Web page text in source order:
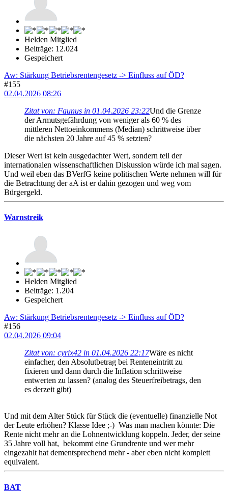
Helden Mitglied
Beiträge: 12.024
Gespeichert
Aw: Stärkung Betriebsrentengesetz -> Einfluss auf ÖD?
#155
02.04.2026 08:26
Zitat von: Faunus in 01.04.2026 23:22Und die Grenze
der Armutsgefährdung von weniger als 60 % des
mittleren Nettoeinkommens (Median) schrittweise über
die nächsten 20 Jahre auf 45 % setzten?
Dieser Wert ist kein ausgedachter Wert, sondern teil der
internationalen wissenschaftlichen Diskussion würde ich mal sagen.
Und weil eben das BVerfG keine politischen Werte nehmen will für
die Betrachtung der aA ist er dahin gezogen und weg vom
Bürgergeld.
Warnstreik
Helden Mitglied
Beiträge: 1.204
Gespeichert
Aw: Stärkung Betriebsrentengesetz -> Einfluss auf ÖD?
#156
02.04.2026 09:04
Zitat von: cyrix42 in 01.04.2026 22:17Wäre es nicht
einfacher, den Absolutbetrag bei Renteneintritt zu
fixieren und dann durch die Inflation schrittweise
entwerten zu lassen? (analog des Steuerfreibetrags, den
es derzeit gibt)
Und mit dem Alter Stück für Stück die (eventuelle) finanzielle Not
der Leute erhöhen? Klasse Idee ;-) Was man machen könnte: Die
Rente nicht mehr an die Lohnentwicklung koppeln. Jeder, der seine
35 Jahre voll hat, bekommt eine Grundrente und wer mehr
eingezahlt hat dementsprechend mehr - aber eben nicht komplett
equivalent.
BAT